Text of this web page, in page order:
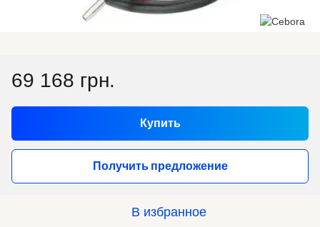
69 168 грн.
Купить
Получить предложение
В избранное